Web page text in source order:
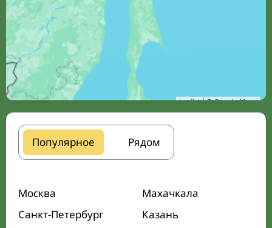
Leaflet| © Google Maps
Популярное Рядом
Москва
Махачкала
Санкт-Петербург
Казань